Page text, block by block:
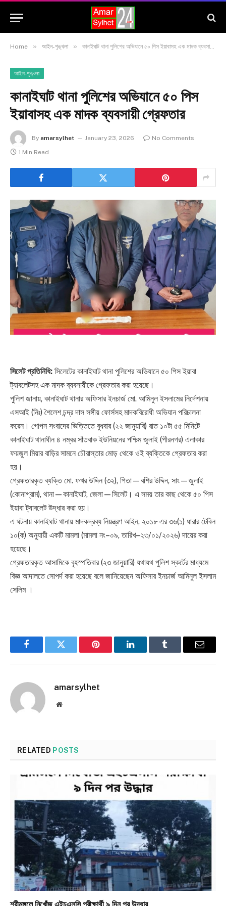
Home » আইন-শৃঙ্খলা » কানাইঘাট থানা পুলিশের অভিযানে ৫০ পিস ইয়াবাসহ এক মাদক ব্যবসায়ী গ্রেফতার
আইন-শৃঙ্খলা
কানাইঘাট থানা পুলিশের অভিযানে ৫০ পিস
ইয়াবাসহ এক মাদক ব্যবসায়ী গ্রেফতার
By amarsylhet January 23, 2026
No Comments
1 Min Read
সিলেট প্রতিনিধি: সিলেটের কানাইঘাট থানা পুলিশের অভিযানে ৫০ পিস ইয়াবা
ট্যাবলেটসহ এক মাদক ব্যবসায়ীকে গ্রেফতার করা হয়েছে।
পুলিশ জানায়, কানাইঘাট থানার অফিসার ইনচার্জ মো. আমিনুল ইসলামের নির্দেশনায়
এসআই (নিঃ) শৈলেশ চন্দ্র দাস সঙ্গীয় ফোর্সসহ মাদকবিরোধী অভিযান পরিচালনা
করেন। গোপন সংবাদের ভিত্তিতে বুধবার (২২ জানুয়ারি) রাত ১০টা ৫৫ মিনিটে
কানাইঘাট থানাধীন ৪ নম্বর সাঁতবাক ইউনিয়নের পশ্চিম জুলাই (পীরনগর) এলাকার
ফয়জুল মিয়ার বাড়ির সামনে চৌরাস্তার মোড় থেকে ওই ব্যক্তিকে গ্রেফতার করা
হয়।
গ্রেফতারকৃত ব্যক্তি মো. ফখর উদ্দিন (৩২), পিতা—বশির উদ্দিন, সাং—জুলাই
(কোনাগ্রাম), থানা—কানাইঘাট, জেলা—সিলেট। এ সময় তার কাছ থেকে ৫০ পিস
ইয়াবা ট্যাবলেট উদ্ধার করা হয়।
এ ঘটনায় কানাইঘাট থানায় মাদকদ্রব্য নিয়ন্ত্রণ আইন, ২০১৮ এর ৩৬(১) ধারার টেবিল
১০(ক) অনুযায়ী একটি মামলা (মামলা নং–০৯, তারিখ–২৩/০১/২০২৬) দায়ের করা
হয়েছে।
গ্রেফতারকৃত আসামিকে বৃহস্পতিবার (২৩ জানুয়ারি) যথাযথ পুলিশ স্কর্টের মাধ্যমে
বিজ্ঞ আদালতে সোপর্দ করা হয়েছে বলে জানিয়েছেন অফিসার ইনচার্জ আমিনুল ইসলাম
সেলিম ।
FacebookTwitter Pinterest LinkedInTumblr Email
amarsylhet
Website
RELATED POSTS
শ্রীমঙ্গলে নিখোঁজ এইচএসসি পরীক্ষার্থী ৯ দিন পর উদ্ধার